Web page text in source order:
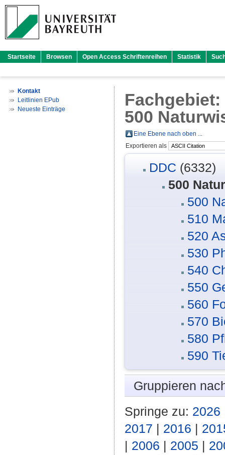
Startseite Browsen Open Access Schriftenreihen Statistik
Kontakt
Leitlinien EPub
Neueste Einträge
Fachgebiet:
500
Eine Ebene nach oben ...
Exportieren als
DDC (6332)
500
500
510
520
530
540
550
560
570
580
590
Gruppieren
Springe zu: 2026
2017 | 2016 |
| 2006 | 2005 |